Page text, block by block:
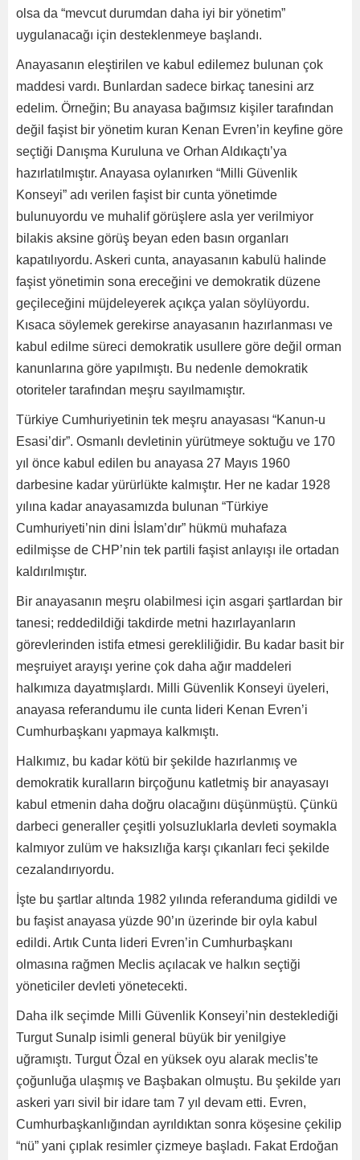
olsa da “mevcut durumdan daha iyi bir yönetim”
uygulanacağı için desteklenmeye başlandı.
Anayasanın eleştirilen ve kabul edilemez bulunan çok
maddesi vardı. Bunlardan sadece birkaç tanesini arz
edelim. Örneğin; Bu anayasa bağımsız kişiler tarafından
değil faşist bir yönetim kuran Kenan Evren’in keyfine göre
seçtiği Danışma Kuruluna ve Orhan Aldıkaçtı’ya
hazırlatılmıştır. Anayasa oylanırken “Milli Güvenlik
Konseyi” adı verilen faşist bir cunta yönetimde
bulunuyordu ve muhalif görüşlere asla yer verilmiyor
bilakis aksine görüş beyan eden basın organları
kapatılıyordu. Askeri cunta, anayasanın kabulü halinde
faşist yönetimin sona ereceğini ve demokratik düzene
geçileceğini müjdeleyerek açıkça yalan söylüyordu.
Kısaca söylemek gerekirse anayasanın hazırlanması ve
kabul edilme süreci demokratik usullere göre değil orman
kanunlarına göre yapılmıştı. Bu nedenle demokratik
otoriteler tarafından meşru sayılmamıştır.
Türkiye Cumhuriyetinin tek meşru anayasası “Kanun-u
Esasi’dir”. Osmanlı devletinin yürütmeye soktuğu ve 170
yıl önce kabul edilen bu anayasa 27 Mayıs 1960
darbesine kadar yürürlükte kalmıştır. Her ne kadar 1928
yılına kadar anayasamızda bulunan “Türkiye
Cumhuriyeti’nin dini İslam’dır” hükmü muhafaza
edilmişse de CHP’nin tek partili faşist anlayışı ile ortadan
kaldırılmıştır.
Bir anayasanın meşru olabilmesi için asgari şartlardan bir
tanesi; reddedildiği takdirde metni hazırlayanların
görevlerinden istifa etmesi gerekliliğidir. Bu kadar basit bir
meşruiyet arayışı yerine çok daha ağır maddeleri
halkımıza dayatmışlardı. Milli Güvenlik Konseyi üyeleri,
anayasa referandumu ile cunta lideri Kenan Evren’i
Cumhurbaşkanı yapmaya kalkmıştı.
Halkımız, bu kadar kötü bir şekilde hazırlanmış ve
demokratik kuralların birçoğunu katletmiş bir anayasayı
kabul etmenin daha doğru olacağını düşünmüştü. Çünkü
darbeci generaller çeşitli yolsuzluklarla devleti soymakla
kalmıyor zulüm ve haksızlığa karşı çıkanları feci şekilde
cezalandırıyordu.
İşte bu şartlar altında 1982 yılında referanduma gidildi ve
bu faşist anayasa yüzde 90’ın üzerinde bir oyla kabul
edildi. Artık Cunta lideri Evren’in Cumhurbaşkanı
olmasına rağmen Meclis açılacak ve halkın seçtiği
yöneticiler devleti yönetecekti.
Daha ilk seçimde Milli Güvenlik Konseyi’nin desteklediği
Turgut Sunalp isimli general büyük bir yenilgiye
uğramıştı. Turgut Özal en yüksek oyu alarak meclis’te
çoğunluğa ulaşmış ve Başbakan olmuştu. Bu şekilde yarı
askeri yarı sivil bir idare tam 7 yıl devam etti. Evren,
Cumhurbaşkanlığından ayrıldıktan sonra köşesine çekilip
“nü” yani çıplak resimler çizmeye başladı. Fakat Erdoğan